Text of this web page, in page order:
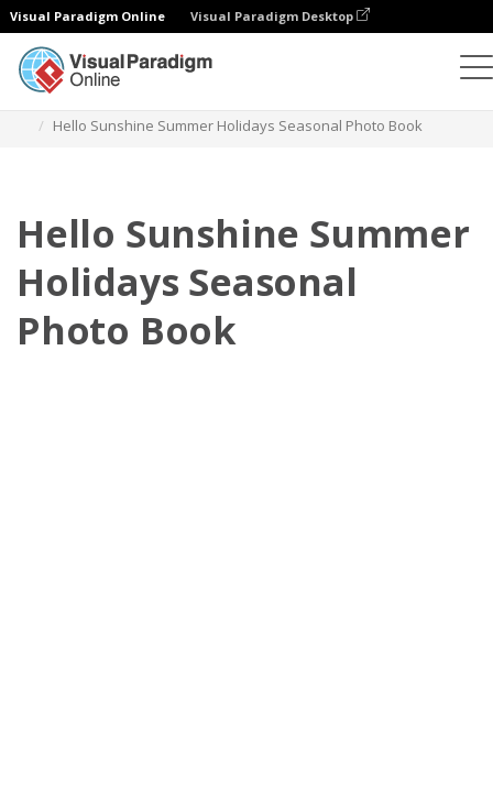
Visual Paradigm Online Visual Paradigm Desktop
Hello Sunshine Summer Holidays Seasonal Photo Book
Hello Sunshine Summer
Holidays Seasonal
Photo Book